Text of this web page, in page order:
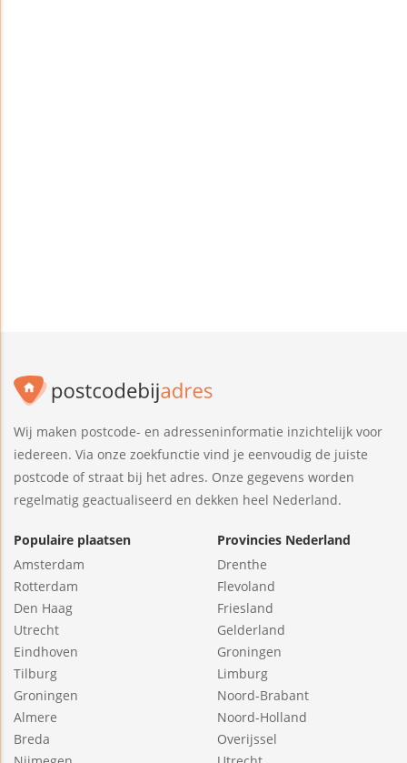
Wij maken postcode- en adresseninformatie inzichtelijk voor
iedereen. Via onze zoekfunctie vind je eenvoudig de juiste
postcode of straat bij het adres. Onze gegevens worden
regelmatig geactualiseerd en dekken heel Nederland.
Populaire plaatsen
Amsterdam
Rotterdam
Den Haag
Utrecht
Eindhoven
Tilburg
Groningen
Almere
Breda
Provincies Nederland
Drenthe
Flevoland
Friesland
Gelderland
Groningen
Limburg
Noord-Brabant
Noord-Holland
Overijssel